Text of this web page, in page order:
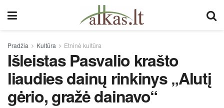
Pradžia Kultūra Etninė kultūra
Išleistas Pasvalio krašto
liaudies dainų rinkinys „Alutį
gėrio, gražė dainavo“